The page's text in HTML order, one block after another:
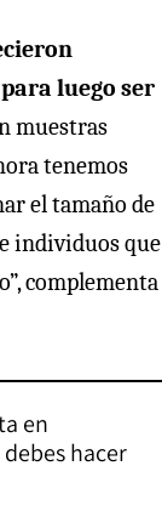
luego ser
muestras
tenemos
el tamaño de
individuos que
complementa
en
hacer